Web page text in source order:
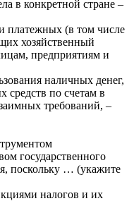
в конкретной стране –
платежных (в том числе
хозяйственный
предприятиям и
наличных денег,
средств по счетам в
требований, –
государственного
поскольку … (укажите
налогов и их